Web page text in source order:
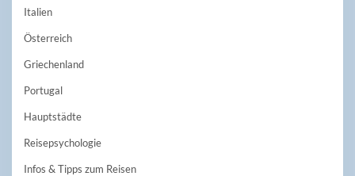
Italien
Österreich
Griechenland
Portugal
Hauptstädte
Reisepsychologie
Infos & Tipps zum Reisen